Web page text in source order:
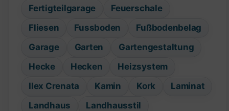
Fertigteilgarage
Feuerschale
Fliesen
Fussboden
Fußbodenbelag
Garage
Garten
Gartengestaltung
Hecke
Hecken
Heizsystem
Ilex Crenata
Kamin Kork
Laminat
Landhaus
Landhausstil